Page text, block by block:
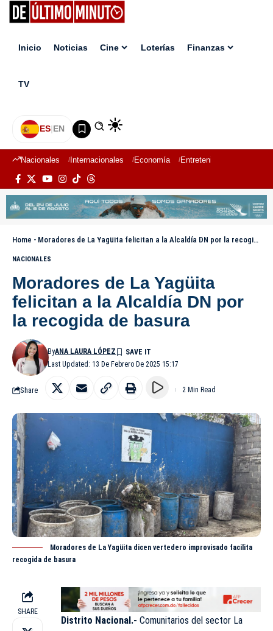
Inicio Noticias Cine Loterías Finanzas
TV
ES|EN
Nacionales Internacionales Economía Entretenimiento
Home - Moradores de La Yagüita felicitan a la Alcaldía DN por la recogida de basura
NACIONALES
Moradores de La Yagüita
felicitan a la Alcaldía DN por
la recogida de basura
Last Updated: 13 De Febrero De 2025 15:17
ByANA LAURA LÓPEZ
Share 2 Min Read
Moradores de La Yagüita dicen vertedero improvisado facilita
recogida de basura
SHARE
Distrito Nacional.- Comunitarios del sector La